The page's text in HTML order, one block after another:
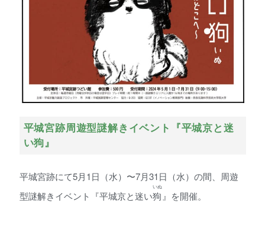
平城宮跡周遊型謎解きイベント『平城京と迷
い狗』
平城宮跡にて5月1日（水）〜7月31日（水）の間、周遊
型謎解きイベント『平城京と迷い狗
いぬ
』を開催。